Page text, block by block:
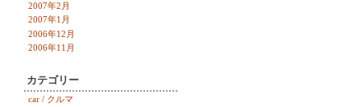
2007年2月
2007年1月
2006年12月
2006年11月
カテゴリー
car / クルマ